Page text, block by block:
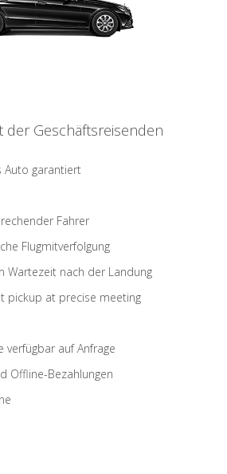
der Geschäftsreisenden
Auto garantiert
Fahrer
Flugmitverfolgung
Wartezeit nach der Landung
pickup at precise meeting
verfügbar auf Anfrage
Offline-Bezahlungen